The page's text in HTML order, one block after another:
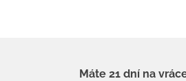
Máte 21 dní na